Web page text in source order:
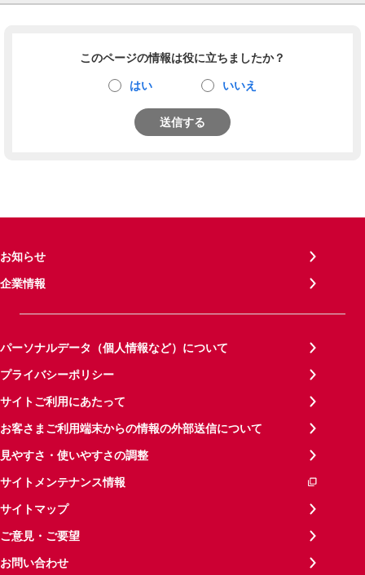
このページの情報は役に立ちましたか？
はい いいえ
送信する
お知らせ
企業情報
パーソナルデータ（個人情報など）について
プライバシーポリシー
サイトご利用にあたって
お客さまご利用端末からの情報の外部送信について
見やすさ・使いやすさの調整
サイトメンテナンス情報
サイトマップ
ご意見・ご要望
お問い合わせ